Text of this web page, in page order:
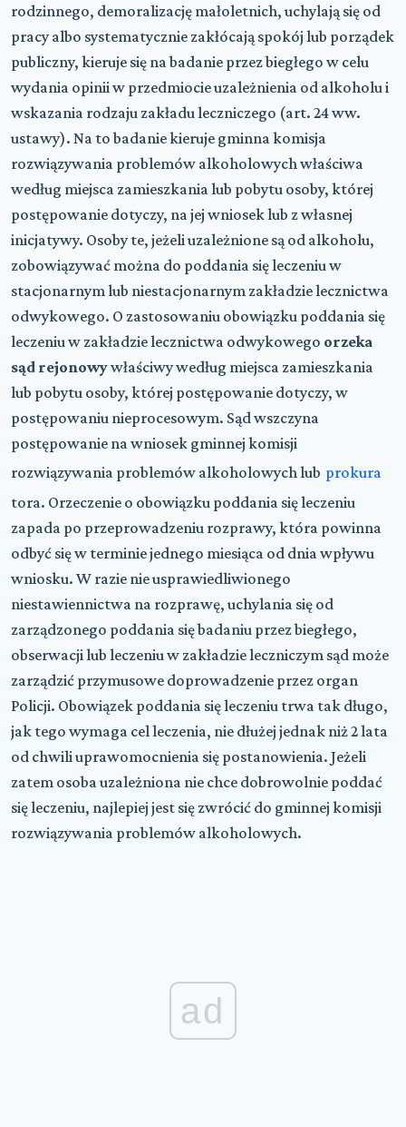
rodzinnego, demoralizację małoletnich, uchylają się od
pracy albo systematycznie zakłócają spokój lub porządek
publiczny, kieruje się na badanie przez biegłego w celu
wydania opinii w przedmiocie uzależnienia od alkoholu i
wskazania rodzaju zakładu leczniczego (art. 24 ww.
ustawy). Na to badanie kieruje gminna komisja
rozwiązywania problemów alkoholowych właściwa
według miejsca zamieszkania lub pobytu osoby, której
postępowanie dotyczy, na jej wniosek lub z własnej
inicjatywy. Osoby te, jeżeli uzależnione są od alkoholu,
zobowiązywać można do poddania się leczeniu w
stacjonarnym lub niestacjonarnym zakładzie lecznictwa
odwykowego. O zastosowaniu obowiązku poddania się
leczeniu w zakładzie lecznictwa odwykowego orzeka
sąd rejonowywłaściwy według miejsca zamieszkania
lub pobytu osoby, której postępowanie dotyczy, w
postępowaniu nieprocesowym. Sąd wszczyna
postępowanie na wniosek gminnej komisji
rozwiązywania problemów alkoholowych lub prokura
tora. Orzeczenie o obowiązku poddania się leczeniu
zapada po przeprowadzeniu rozprawy, która powinna
odbyć się w terminie jednego miesiąca od dnia wpływu
wniosku. W razie nie usprawiedliwionego
niestawiennictwa na rozprawę, uchylania się od
zarządzonego poddania się badaniu przez biegłego,
obserwacji lub leczeniu w zakładzie leczniczym sąd może
zarządzić przymusowe doprowadzenie przez organ
Policji. Obowiązek poddania się leczeniu trwa tak długo,
jak tego wymaga cel leczenia, nie dłużej jednak niż 2 lata
od chwili uprawomocnienia się postanowienia. Jeżeli
zatem osoba uzależniona nie chce dobrowolnie poddać
się leczeniu, najlepiej jest się zwrócić do gminnej komisji
rozwiązywania problemów alkoholowych.
ad